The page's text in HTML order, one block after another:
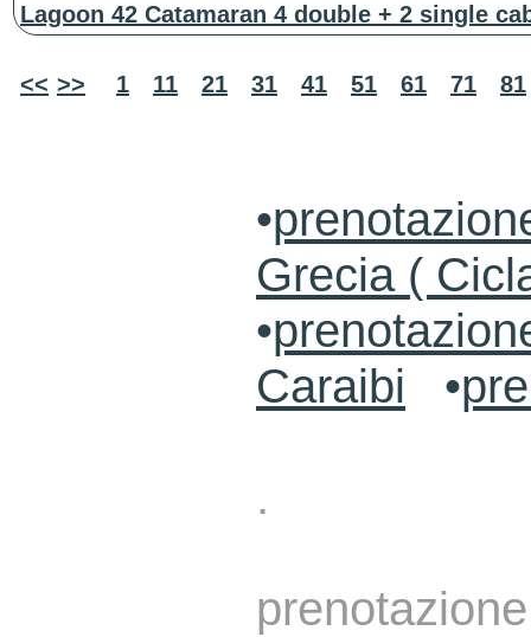
Lagoon 42 Catamaran 4 double + 2 single
<< >> 1 11 21 31 41 51 61 71 81
•
Grecia (
•
Caraibi •
.